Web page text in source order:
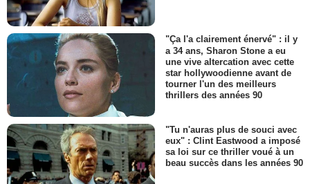
"Ça l'a clairement énervé" : il y
a 34 ans, Sharon Stone a eu
une vive altercation avec cette
star hollywoodienne avant de
tourner l'un des meilleurs
thrillers des années 90
"Tu n'auras plus de souci avec
eux" : Clint Eastwood a imposé
sa loi sur ce thriller voué à un
beau succès dans les années 90